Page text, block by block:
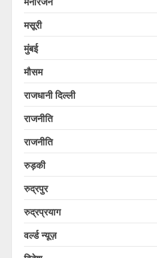
मसूरी
मुंबई
मौसम
राजधानी दिल्ली
राजनीति
राजनीति
रुड़की
रुद्रपुर
रुद्रप्रयाग
वर्ल्ड न्यूज़